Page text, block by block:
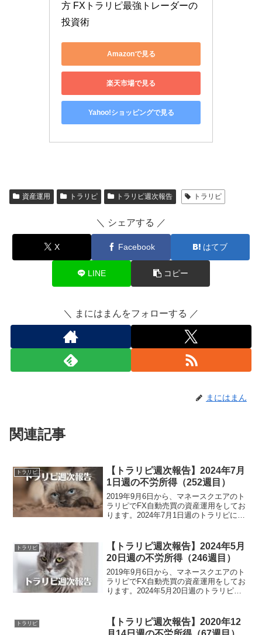
方 FXトラリピ最強トレーダーの
投資術
Amazonで見る
楽天市場で見る
Yahoo!ショッピングで見る
資産運用 トラリピ トラリピ週次報告 トラリピ
＼ シェアする ／
X Facebook はてブ
LINE コピー
＼ まにはまんをフォローする ／
まにはまん
関連記事
トラリピ
【トラリピ週次報告】2024年7月
1日週の不労所得（252週目）
2019年9月6日から、マネースクエアのト
ラリピでFX自動売買の資産運用をしてお
ります。2024年7月1日週のトラリピによ
は、423,834円でございました。トラリ...
トラリピ
【トラリピ週次報告】2024年5月
20日週の不労所得（246週目）
2019年9月6日から、マネースクエアのト
ラリピでFX自動売買の資産運用をしてお
ります。2024年5月20日週のトラリピに
は、299,634円でございました。トラ...
トラリピ
【トラリピ週次報告】2020年12